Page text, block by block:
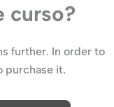
curso?
further. In order to
purchase it.